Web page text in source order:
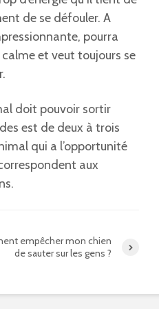
de se défouler. A
pourra
et veut toujours se
doit pouvoir sortir
est de deux à trois
qui a l’opportunité
aux
empêcher mon chien
de sauter sur les gens ?